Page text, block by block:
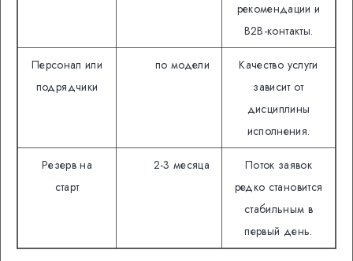
рекомендации и
B2B-контакты.
Персонал или
подрядчики
по модели
Качество услуги
зависит от
дисциплины
исполнения.
Резерв на
старт
2-3 месяца
Поток заявок
редко становится
стабильным в
первый день.